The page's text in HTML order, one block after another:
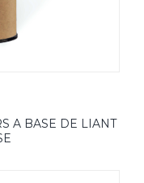
A BASE DE LIANT